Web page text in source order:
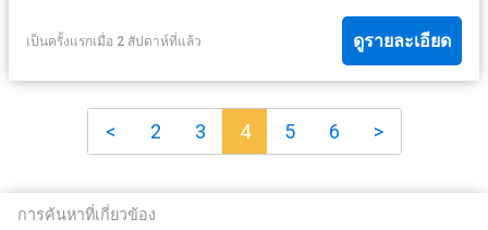
เป็นครั้งแรกเมื่อ 2 สัปดาห์ที่แล้ว ดูรายละเอียด
< 2 3 4 5 6 >
การค้นหาที่เกี่ยวข้อง